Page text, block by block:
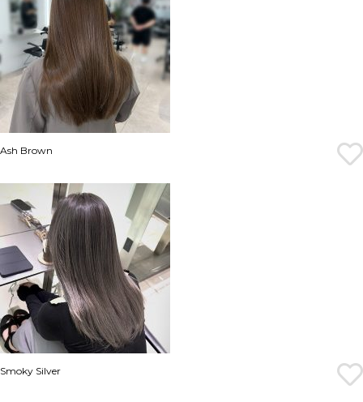
Ash Brown
Smoky Silver